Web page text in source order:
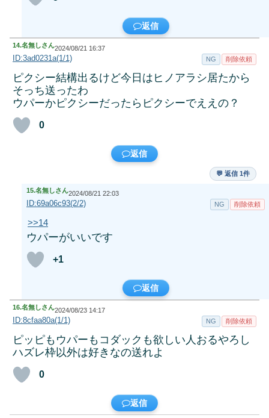
返信
14.名無しさん2024/08/21 16:37
ID:3ad0231a(1/1) NG 削除依頼
ピクシー結構出るけど今日はヒノアラシ居たから
そっち送ったわ
ウパーかピクシーだったらピクシーでええの？
0
返信
💬 返信 1件
15.名無しさん2024/08/21 22:03
ID:69a06c93(2/2) NG 削除依頼
>>14
ウパーがいいです
+1
返信
16.名無しさん2024/08/23 14:17
ID:8cfaa80a(1/1) NG 削除依頼
ピッピもウパーもコダックも欲しい人おるやろし
ハズレ枠以外は好きなの送れよ
0
返信